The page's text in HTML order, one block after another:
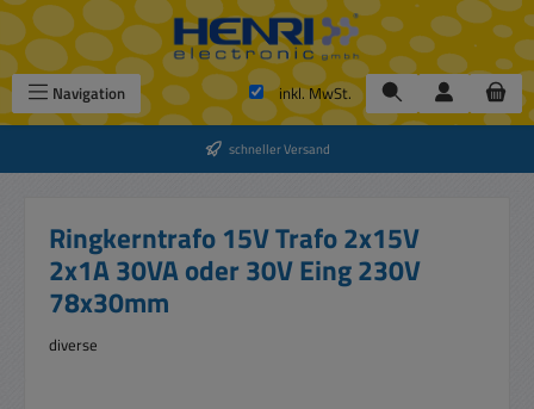
Zum Hauptinhalt springen
Navigation inkl. MwSt.
schneller Versand
Ringkerntrafo 15V Trafo 2x15V
2x1A 30VA oder 30V Eing 230V
78x30mm
diverse